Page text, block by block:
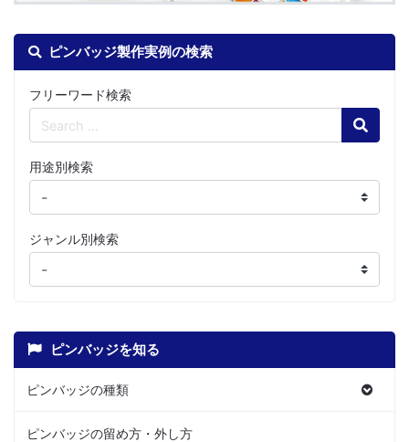
ピンバッジ製作実例の検索
フリーワード検索
Search
用途別検索
ジャンル別検索
ピンバッジを知る
ピンバッジの種類
ピンバッジの留め方・外し方